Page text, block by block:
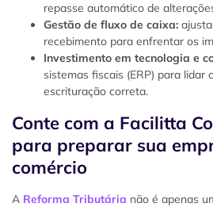
repasse automático de
Gestão de fluxo de caixa:
recebimento para enfrentar os
Investimento em tecnologia e
sistemas fiscais (ERP) para lidar
escrituração correta.
Conte com a Facilitta
para preparar sua
comércio
A Reforma Tributária não é apenas